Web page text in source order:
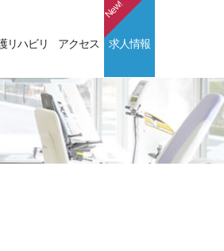
リハビリ アクセス 求人情報
NEW